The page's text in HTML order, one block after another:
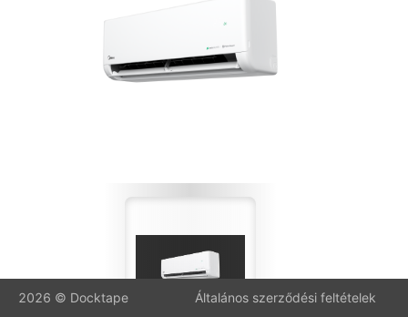
2026 © Docktape Általános szerződési feltételek